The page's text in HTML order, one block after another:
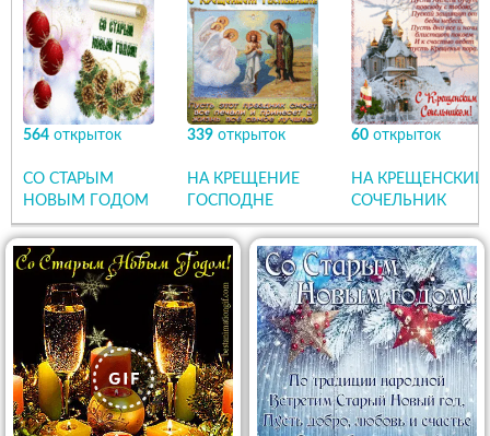
564 открыток
СО СТАРЫМ
НОВЫМ ГОДОМ
339 открыток
НА КРЕЩЕНИЕ
ГОСПОДНЕ
60 открыток
НА КРЕЩЕНСКИЙ
СОЧЕЛЬНИК